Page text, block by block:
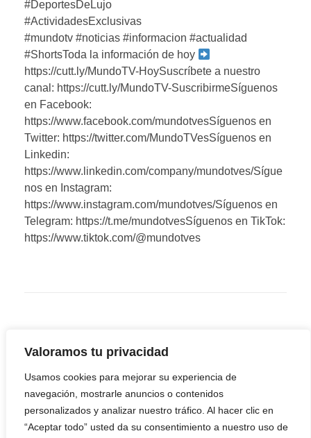
Valoramos tu privacidad
Usamos cookies para mejorar su experiencia de
navegación, mostrarle anuncios o contenidos
personalizados y analizar nuestro tráfico. Al hacer clic en
“Aceptar todo” usted da su consentimiento a nuestro uso de
#DeportesDeLujo
#ActividadesExclusivas
#mundotv #noticias #informacion #actualidad
#ShortsToda la información de hoy
https://cutt.ly/MundoTV-HoySuscríbete a nuestro
canal: https://cutt.ly/MundoTV-SuscribirmeSíguenos
en Facebook:
https://www.facebook.com/mundotvesSíguenos en
Twitter: https://twitter.com/MundoTVesSíguenos en
Linkedin:
https://www.linkedin.com/company/mundotves/Sígue
nos en Instagram:
https://www.instagram.com/mundotves/Síguenos en
Telegram: https://t.me/mundotvesSíguenos en TikTok:
https://www.tiktok.com/@mundotves